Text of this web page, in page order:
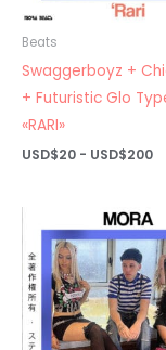
Beats
Swaggerboyz +
+ Futuristic Glo
«RARI»
USD$20 - USD$200